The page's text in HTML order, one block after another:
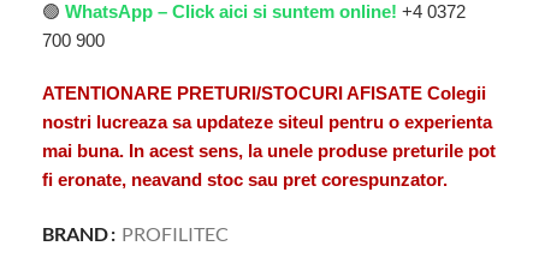
🟢 WhatsApp – Click aici si suntem online! +4 0372
700 900
ATENTIONARE PRETURI/STOCURI AFISATE Colegii
nostri lucreaza sa updateze siteul pentru o experienta
mai buna. In acest sens, la unele produse preturile pot
fi eronate, neavand stoc sau pret corespunzator.
BRAND PROFILITEC